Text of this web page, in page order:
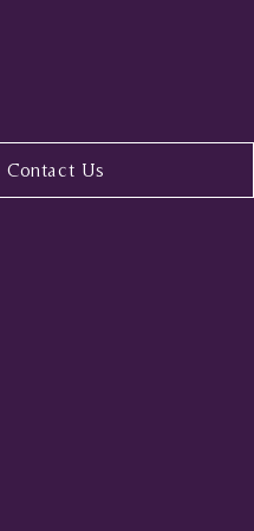
Contact Us